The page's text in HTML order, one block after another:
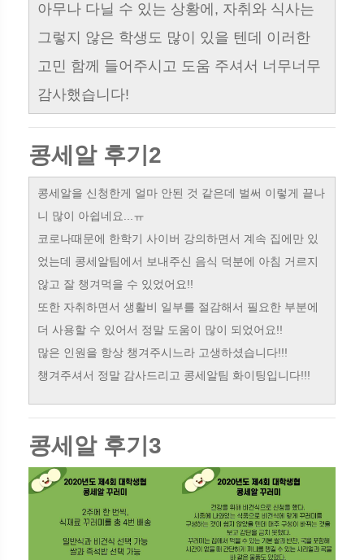
아무나 다닐 수 있는 상황에, 자취와 식사는
그렇지 않은 학생도 많이 있을 텐데 이러한
고민 함께 들어주시고 도움 주셔서 너무너무
감사했습니다!
콩세알 후기2
콩세알을 신청한게 얼마 안된 것 같은데 벌써 이렇게 끝나
니 많이 아쉽네요...ㅠ
코로나때문에 한학기 사이버 강의하면서 계속 집에만 있
었는데 콩세알팀에서 보내주신 음식 덕분에 아침 거르지
않고 잘 챙겨먹을 수 있었어요!!
또한 자취하면서 생활비 일부를 절감해서 필요한 부분에
더 사용할 수 있어서 정말 도움이 많이 되었어요!!
많은 인원을 항상 챙겨주시느라 고생하셨습니다!!!
챙겨주셔서 정말 감사드리고 콩세알팀 화이팅입니다!!!
콩세알 후기3